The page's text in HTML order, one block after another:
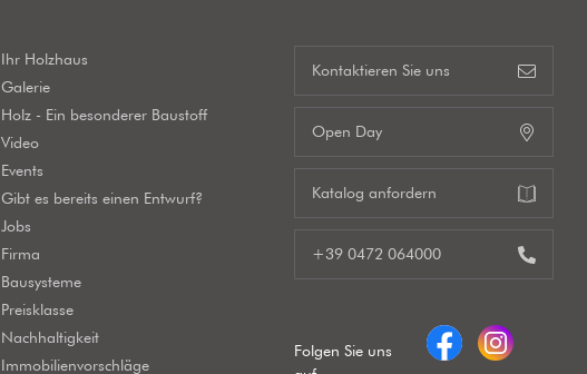
Ihr Holzhaus
Galerie
Holz - Ein besonderer Baustoff
Video
Events
Gibt es bereits einen Entwurf?
Jobs
Firma
Bausysteme
Preisklasse
Nachhaltigkeit
Immobilienvorschläge
Kontaktieren Sie uns
Open Day
Katalog anfordern
+39 0472 064000
Folgen Sie uns